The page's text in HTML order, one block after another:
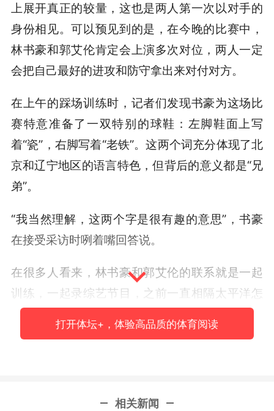
上展开真正的较量，这也是两人第一次以对手的
身份相见。可以预见到的是，在今晚的比赛中，
林书豪和郭艾伦肯定会上演多次对位，两人一定
会把自己最好的进攻和防守拿出来对付对方。
在上午的踩场训练时，记者们发现书豪为这场比
赛特意准备了一双特别的球鞋：左脚鞋面上写
着“瓷”，右脚写着“老铁”。这两个词充分体现了北
京和辽宁地区的语言特色，但背后的意义都是“兄
弟”。
“我当然理解，这两个字是很有趣的意思”，书豪
在接受采访时咧着嘴回答说。
在很多人看来，林书豪和郭艾伦的联系就是一起
训练，一起录综艺节目，之前一直相隔太平洋怎
么可能有那么大的情谊？但即便是时间不长的相
处，两人很快就成为了志同道合的朋友。林书豪
人可以了解我的伤害，我的压力，就是他。”
打开体坛+，体验高品质的体育阅读
相关新闻